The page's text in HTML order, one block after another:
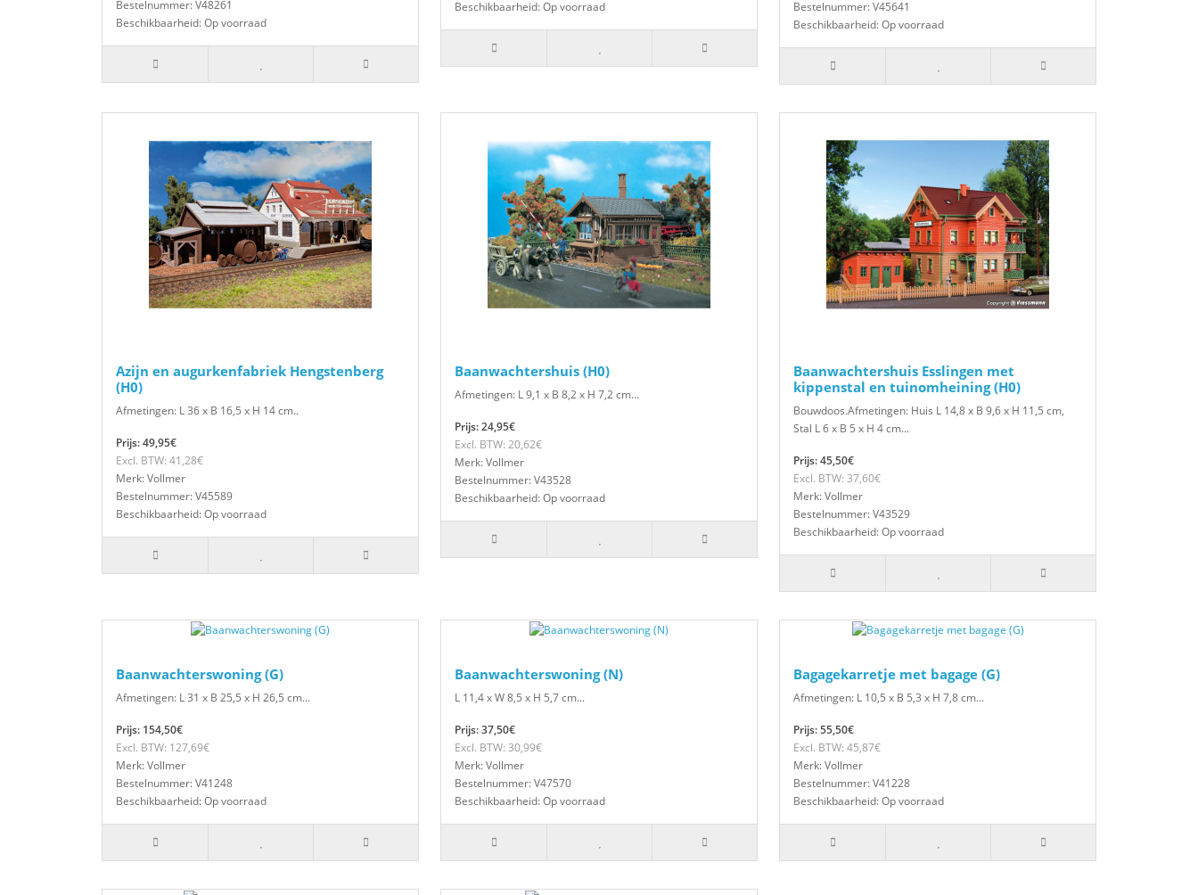
Bestelnummer: V48261
Beschikbaarheid: Op voorraad
Beschikbaarheid: Op voorraad
Bestelnummer: V45641
Beschikbaarheid: Op voorraad
Azijn en augurkenfabriek Hengstenberg
(H0)
Afmetingen: L 36 x B 16,5 x H 14 cm..
Prijs: 49,95€
Excl. BTW: 41,28€
Merk: Vollmer
Bestelnummer: V45589
Beschikbaarheid: Op voorraad
Baanwachtershuis (H0)
Afmetingen: L 9,1 x B 8,2 x H 7,2 cm...
Prijs: 24,95€
Excl. BTW: 20,62€
Merk: Vollmer
Bestelnummer: V43528
Beschikbaarheid: Op voorraad
Baanwachtershuis Esslingen met
kippenstal en tuinomheining (H0)
Bouwdoos.Afmetingen: Huis L 14,8 x B 9,6 x H 11,5 cm,
Stal L 6 x B 5 x H 4 cm...
Prijs: 45,50€
Excl. BTW: 37,60€
Merk: Vollmer
Bestelnummer: V43529
Beschikbaarheid: Op voorraad
Baanwachterswoning (G)
Afmetingen: L 31 x B 25,5 x H 26,5 cm...
Prijs: 154,50€
Excl. BTW: 127,69€
Merk: Vollmer
Bestelnummer: V41248
Beschikbaarheid: Op voorraad
Baanwachterswoning (N)
L 11,4 x W 8,5 x H 5,7 cm...
Prijs: 37,50€
Excl. BTW: 30,99€
Merk: Vollmer
Bestelnummer: V47570
Beschikbaarheid: Op voorraad
Bagagekarretje met bagage (G)
Afmetingen: L 10,5 x B 5,3 x H 7,8 cm...
Prijs: 55,50€
Excl. BTW: 45,87€
Merk: Vollmer
Bestelnummer: V41228
Beschikbaarheid: Op voorraad